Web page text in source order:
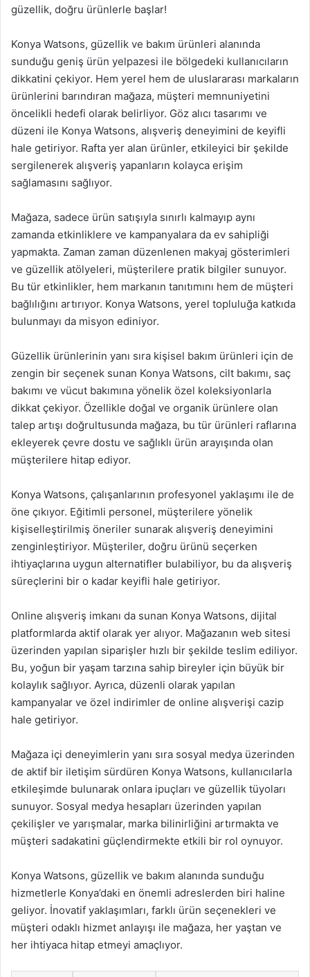
güzellik, doğru ürünlerle başlar!
Konya Watsons, güzellik ve bakım ürünleri alanında
sunduğu geniş ürün yelpazesi ile bölgedeki kullanıcıların
dikkatini çekiyor. Hem yerel hem de uluslararası markaların
ürünlerini barındıran mağaza, müşteri memnuniyetini
öncelikli hedefi olarak belirliyor. Göz alıcı tasarımı ve
düzeni ile Konya Watsons, alışveriş deneyimini de keyifli
hale getiriyor. Rafta yer alan ürünler, etkileyici bir şekilde
sergilenerek alışveriş yapanların kolayca erişim
sağlamasını sağlıyor.
Mağaza, sadece ürün satışıyla sınırlı kalmayıp aynı
zamanda etkinliklere ve kampanyalara da ev sahipliği
yapmakta. Zaman zaman düzenlenen makyaj gösterimleri
ve güzellik atölyeleri, müşterilere pratik bilgiler sunuyor.
Bu tür etkinlikler, hem markanın tanıtımını hem de müşteri
bağlılığını artırıyor. Konya Watsons, yerel topluluğa katkıda
bulunmayı da misyon ediniyor.
Güzellik ürünlerinin yanı sıra kişisel bakım ürünleri için de
zengin bir seçenek sunan Konya Watsons, cilt bakımı, saç
bakımı ve vücut bakımına yönelik özel koleksiyonlarla
dikkat çekiyor. Özellikle doğal ve organik ürünlere olan
talep artışı doğrultusunda mağaza, bu tür ürünleri raflarına
ekleyerek çevre dostu ve sağlıklı ürün arayışında olan
müşterilere hitap ediyor.
Konya Watsons, çalışanlarının profesyonel yaklaşımı ile de
öne çıkıyor. Eğitimli personel, müşterilere yönelik
kişiselleştirilmiş öneriler sunarak alışveriş deneyimini
zenginleştiriyor. Müşteriler, doğru ürünü seçerken
ihtiyaçlarına uygun alternatifler bulabiliyor, bu da alışveriş
süreçlerini bir o kadar keyifli hale getiriyor.
Online alışveriş imkanı da sunan Konya Watsons, dijital
platformlarda aktif olarak yer alıyor. Mağazanın web sitesi
üzerinden yapılan siparişler hızlı bir şekilde teslim ediliyor.
Bu, yoğun bir yaşam tarzına sahip bireyler için büyük bir
kolaylık sağlıyor. Ayrıca, düzenli olarak yapılan
kampanyalar ve özel indirimler de online alışverişi cazip
hale getiriyor.
Mağaza içi deneyimlerin yanı sıra sosyal medya üzerinden
de aktif bir iletişim sürdüren Konya Watsons, kullanıcılarla
etkileşimde bulunarak onlara ipuçları ve güzellik tüyoları
sunuyor. Sosyal medya hesapları üzerinden yapılan
çekilişler ve yarışmalar, marka bilinirliğini artırmakta ve
müşteri sadakatini güçlendirmekte etkili bir rol oynuyor.
Konya Watsons, güzellik ve bakım alanında sunduğu
hizmetlerle Konya’daki en önemli adreslerden biri haline
geliyor. İnovatif yaklaşımları, farklı ürün seçenekleri ve
müşteri odaklı hizmet anlayışı ile mağaza, her yaştan ve
her ihtiyaca hitap etmeyi amaçlıyor.